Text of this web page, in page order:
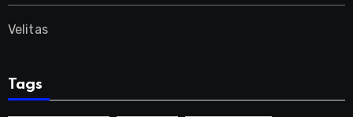
Velitas
Tags